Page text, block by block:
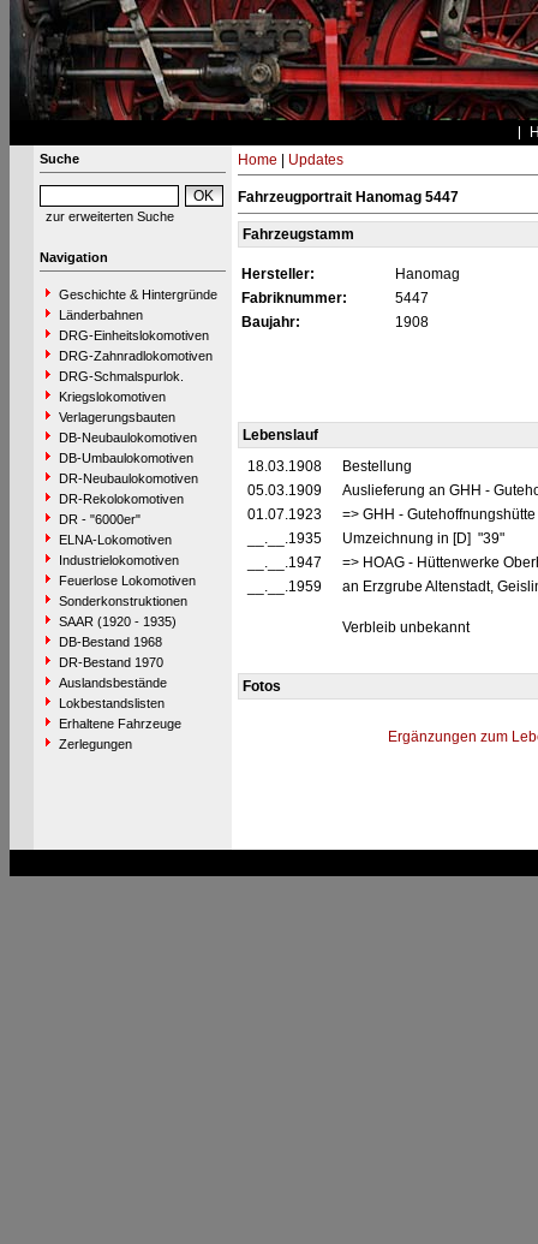
Suche
zur erweiterten Suche
Navigation
Geschichte & Hintergründe
Länderbahnen
DRG-Einheitslokomotiven
DRG-Zahnradlokomotiven
DRG-Schmalspurlok.
Kriegslokomotiven
Verlagerungsbauten
DB-Neubaulokomotiven
DB-Umbaulokomotiven
DR-Neubaulokomotiven
DR-Rekolokomotiven
DR - "6000er"
ELNA-Lokomotiven
Industrielokomotiven
Feuerlose Lokomotiven
Sonderkonstruktionen
SAAR (1920 - 1935)
DB-Bestand 1968
DR-Bestand 1970
Auslandsbestände
Lokbestandslisten
Erhaltene Fahrzeuge
Zerlegungen
Home Updates
Fahrzeugportrait Hanomag 5447
Fahrzeugstamm
Hersteller:
Hanomag
Fabriknummer:
5447
Baujahr:
1908
Lebenslauf
18.03.1908
Bestellung
05.03.1909
Auslieferung an GHH -
01.07.1923
=> GHH -
__.__.1935
Umzeichnung in [D] "39"
__.__.1947
=> HOAG - Hüttenwerke
__.__.1959
an Erzgrube Altenstadt,
Verbleib unbekannt
Fotos
Ergänzungen zum